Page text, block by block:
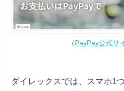
（ PayPay公式サ
ダイレックスでは、スマホ1